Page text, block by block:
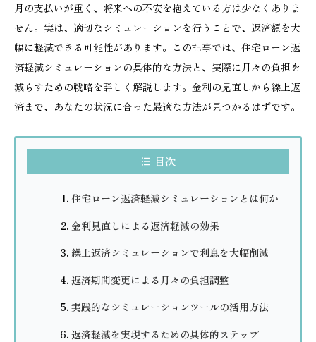
月の支払いが重く、将来への不安を抱えている方は少なくありま
せん。実は、適切なシミュレーションを行うことで、返済額を大
幅に軽減できる可能性があります。この記事では、住宅ローン返
済軽減シミュレーションの具体的な方法と、実際に月々の負担を
減らすための戦略を詳しく解説します。金利の見直しから繰上返
済まで、あなたの状況に合った最適な方法が見つかるはずです。
目次
住宅ローン返済軽減シミュレーションとは何か
金利見直しによる返済軽減の効果
繰上返済シミュレーションで利息を大幅削減
返済期間変更による月々の負担調整
実践的なシミュレーションツールの活用方法
返済軽減を実現するための具体的ステップ